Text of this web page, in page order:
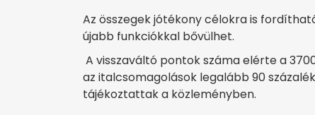
Az összegek jótékony célokra is
újabb funkciókkal bővülhet.
A visszaváltó pontok száma elérte a
az italcsomagolások legalább 90
tájékoztattak a közleményben.